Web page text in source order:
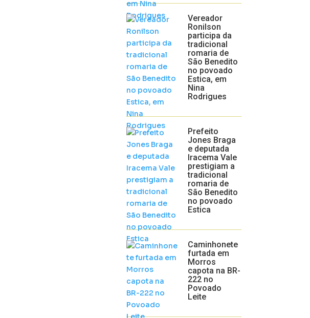
Vereador
Ronilson
participa da
tradicional
romaria de
São Benedito
no povoado
Estica, em
Nina
Rodrigues
Prefeito
Jones Braga
e deputada
Iracema Vale
prestigiam a
tradicional
romaria de
São Benedito
no povoado
Estica
Caminhonete
furtada em
Morros
capota na BR-
222 no
Povoado
Leite